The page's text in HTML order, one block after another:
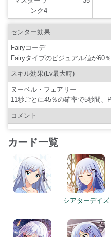
ンク4
センター効果
Fairyコーデ
Fairyタイプのビジュアル値が60
スキル効果(Lv最大時)
ヌーベル・フェアリー
11秒ごとに45％の確率で5秒間
コメント
カード一覧
シアターデイズ